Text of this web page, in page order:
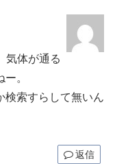
気体が通る
。
検索すらして無いん
返信